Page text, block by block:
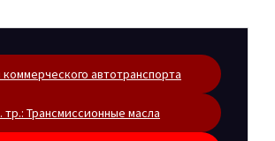
автотранспорта
тр.: Трансмиссионные масла